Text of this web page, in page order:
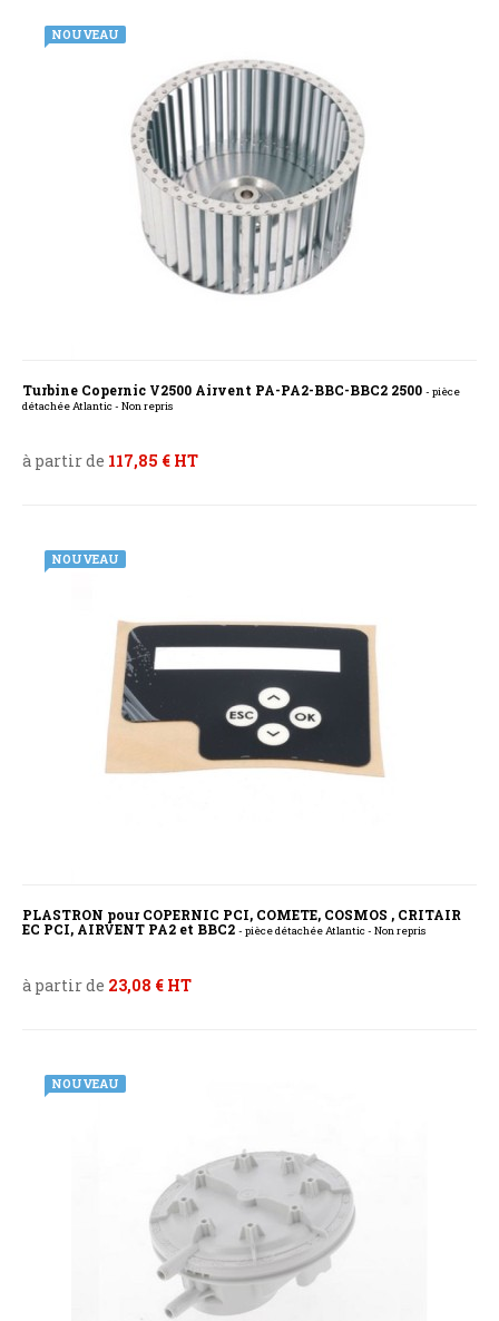
NOUVEAU
Turbine Copernic V2500 Airvent PA-PA2-BBC-BBC2 2500 - pièce
détachée Atlantic - Non repris
à partir de 117,85 € HT
NOUVEAU
PLASTRON pour COPERNIC PCI, COMETE, COSMOS , CRITAIR
EC PCI, AIRVENT PA2 et BBC2 - pièce détachée Atlantic - Non repris
à partir de 23,08 € HT
NOUVEAU